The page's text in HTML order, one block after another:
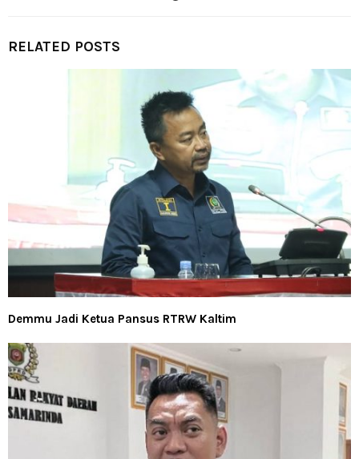
RELATED POSTS
Demmu Jadi Ketua Pansus RTRW Kaltim